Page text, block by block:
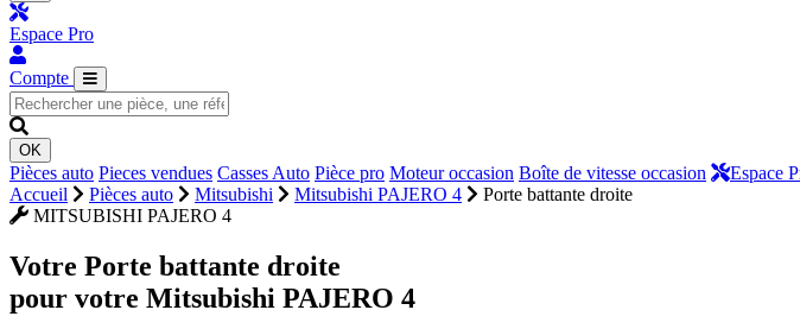
Espace Pro
Compte
OK
Pièces auto Pieces vendues Casses Auto Pièce pro Moteur occasion Boîte de vitesse occasion
Espace
Accueil
Pièces auto Mitsubishi Mitsubishi PAJERO 4
Porte battante droite
MITSUBISHI PAJERO 4
Votre Porte battante droite
pour votre Mitsubishi PAJERO 4